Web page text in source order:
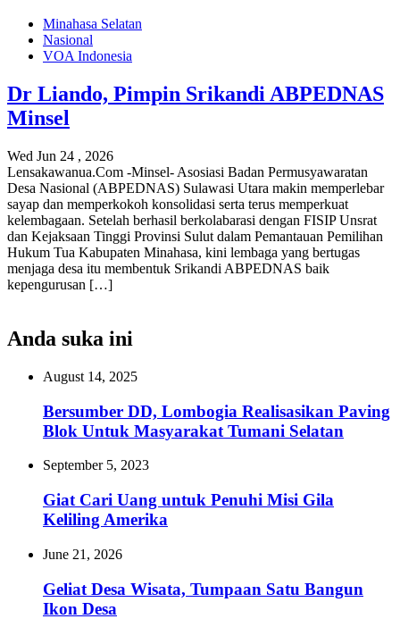
Minahasa Selatan
Nasional
VOA Indonesia
Dr Liando, Pimpin Srikandi ABPEDNAS
Minsel
Wed Jun 24 , 2026
Lensakawanua.Com -Minsel- Asosiasi Badan Permusyawaratan
Desa Nasional (ABPEDNAS) Sulawasi Utara makin memperlebar
sayap dan memperkokoh konsolidasi serta terus memperkuat
kelembagaan. Setelah berhasil berkolabarasi dengan FISIP Unsrat
dan Kejaksaan Tinggi Provinsi Sulut dalam Pemantauan Pemilihan
Hukum Tua Kabupaten Minahasa, kini lembaga yang bertugas
menjaga desa itu membentuk Srikandi ABPEDNAS baik
kepengurusan […]
Anda suka ini
August 14, 2025
Bersumber DD, Lombogia Realisasikan Paving
Blok Untuk Masyarakat Tumani Selatan
September 5, 2023
Giat Cari Uang untuk Penuhi Misi Gila
Keliling Amerika
June 21, 2026
‎Geliat Desa Wisata, Tumpaan Satu Bangun
Ikon Desa